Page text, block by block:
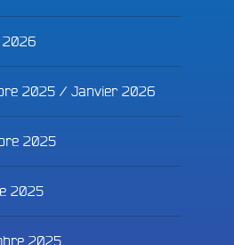
2026
2025 / Janvier 2026
2025
2025
2025